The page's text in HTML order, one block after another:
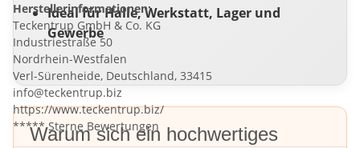
Ideal für Halle, Werkstatt, Lager und
Gewerbe
Warum sich ein hochwertiges
Herstellerinformationen:
Teckentrup GmbH & Co. KG
Industriestraße 50
Nordrhein-Westfalen
Verl-Sürenheide, Deutschland, 33415
info@teckentrup.biz
https://www.teckentrup.biz/
***** Sterne Bewertungen